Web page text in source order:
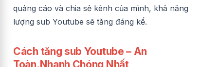
quảng cáo và chia sẻ kênh của mình, khả năng
lượng sub Youtube sẽ tăng đáng kể.
Cách tăng sub Youtube – An
Toàn,Nhanh Chóng Nhất